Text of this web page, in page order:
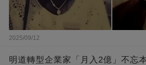
2025/09/12
明道轉型企業家「月入2億」不忘